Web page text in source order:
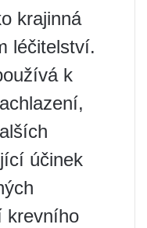
krajinná
léčitelství.
k
účinek
krevního